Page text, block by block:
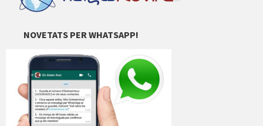
NOVETATS PER WHATSAPP!